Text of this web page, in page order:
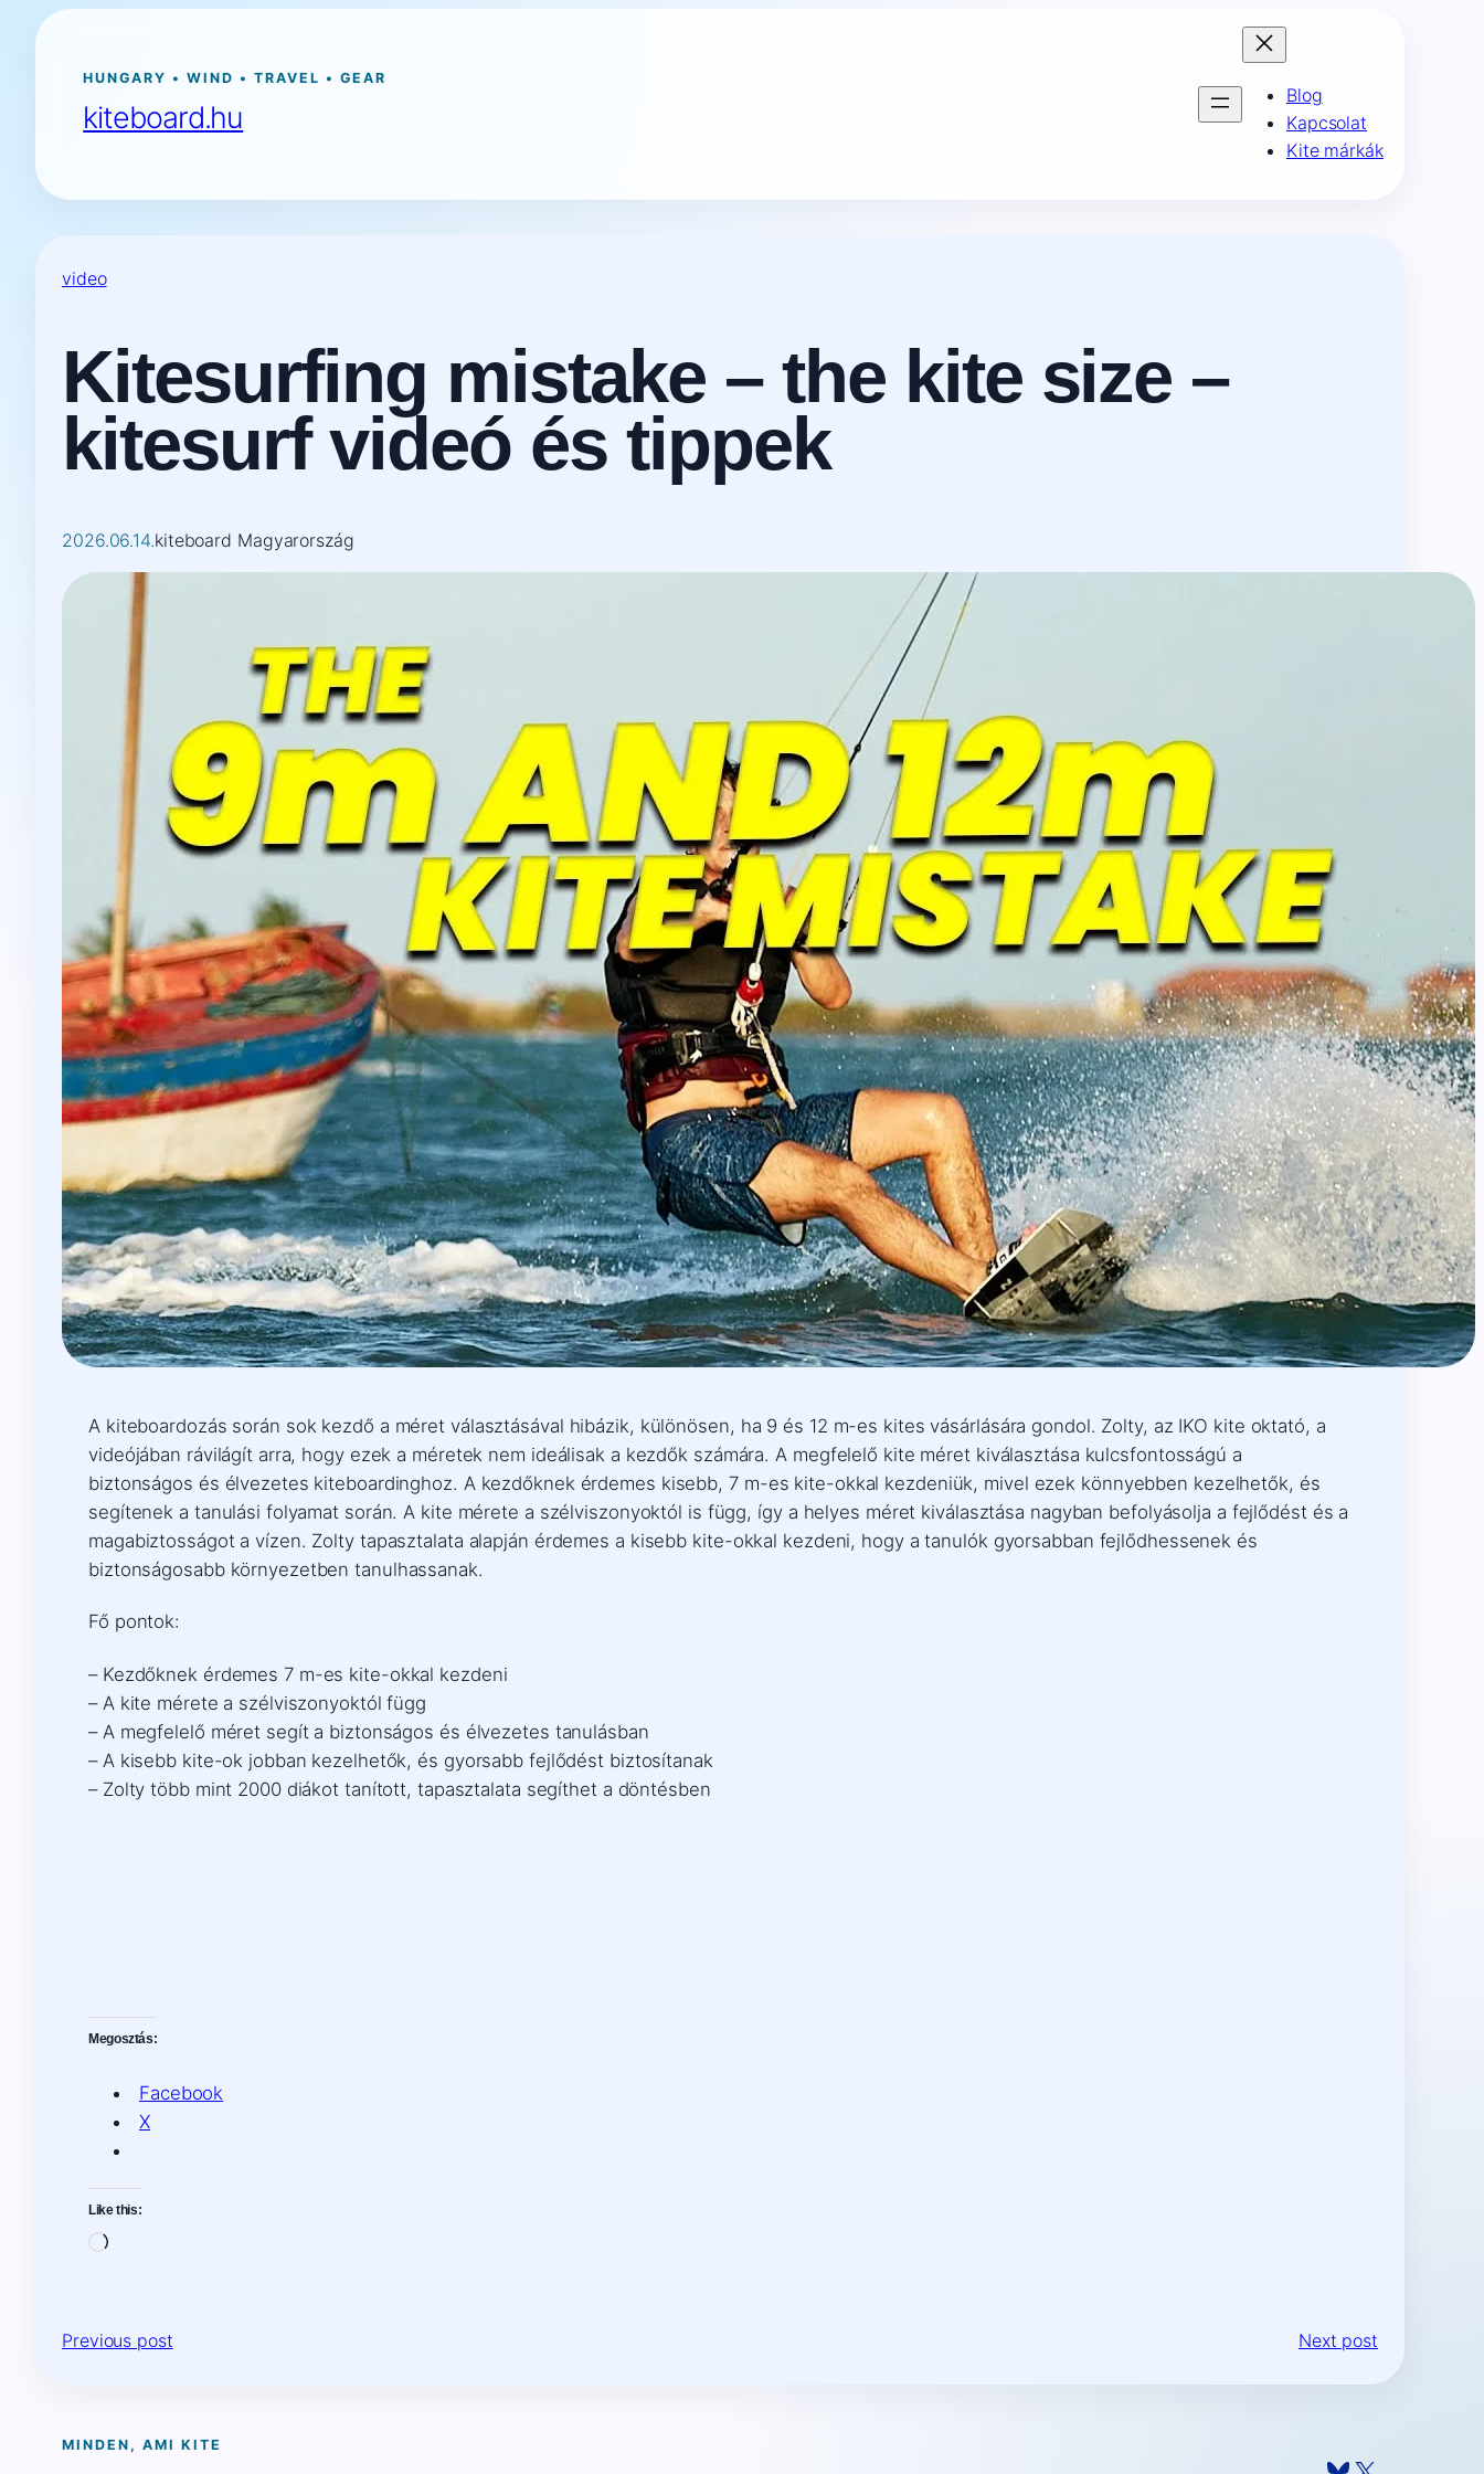
Ugrás
tartalomhozHUNGARY • WIND • TRAVEL • GEAR
kiteboard.hu
Blog
Kapcsolat
Kite márkák
video
Kitesurfing mistake – the kite size –
kitesurf videó és tippek
2026.06.14.kiteboard Magyarország
A kiteboardozás során sok kezdő a méret választásával hibázik, különösen, ha 9 és 12 m-es kites vásárlására gondol. Zolty, az IKO kite oktató, a
videójában rávilágít arra, hogy ezek a méretek nem ideálisak a kezdők számára. A megfelelő kite méret kiválasztása kulcsfontosságú a
biztonságos és élvezetes kiteboardinghoz. A kezdőknek érdemes kisebb, 7 m-es kite-okkal kezdeniük, mivel ezek könnyebben kezelhetők, és
segítenek a tanulási folyamat során. A kite mérete a szélviszonyoktól is függ, így a helyes méret kiválasztása nagyban befolyásolja a fejlődést és a
magabiztosságot a vízen. Zolty tapasztalata alapján érdemes a kisebb kite-okkal kezdeni, hogy a tanulók gyorsabban fejlődhessenek és
biztonságosabb környezetben tanulhassanak.
Fő pontok:
– Kezdőknek érdemes 7 m-es kite-okkal kezdeni
– A kite mérete a szélviszonyoktól függ
– A megfelelő méret segít a biztonságos és élvezetes tanulásban
– A kisebb kite-ok jobban kezelhetők, és gyorsabb fejlődést biztosítanak
– Zolty több mint 2000 diákot tanított, tapasztalata segíthet a döntésben
Megosztás:
Facebook
X
Like this:
Loading…
Previous post Next post
MINDEN, AMI KITE